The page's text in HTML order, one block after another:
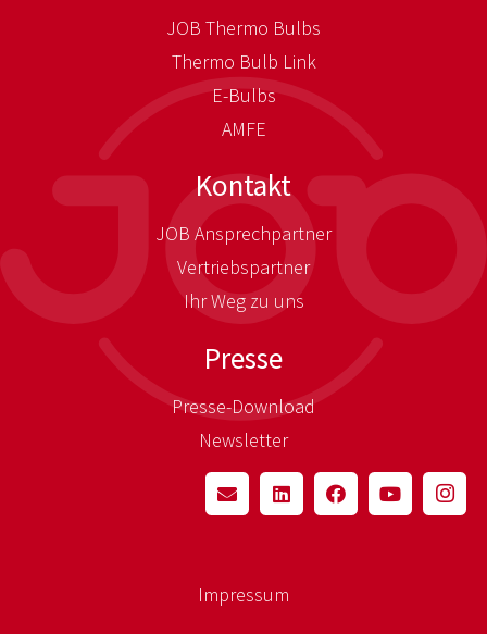
JOB Thermo Bulbs
Thermo Bulb Link
E-Bulbs
AMFE
Kontakt
JOB Ansprechpartner
Vertriebspartner
Ihr Weg zu uns
Presse
Presse-Download
Newsletter
Impressum